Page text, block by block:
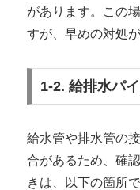
があります。この
すが、早めの対処が
1-2. 給排水パ
給水管や排水管の
合があるため、確
きは、以下の箇所で